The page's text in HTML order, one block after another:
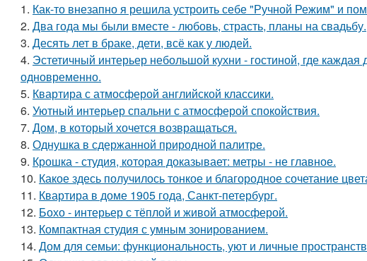
1. Как-то внезапно я решила устроить себе "Ручной Режим" и
2. Два года мы были вместе - любовь, страсть, планы на свадьбу.
3. Десять лет в браке, дети, всё как у людей.
4. Эстетичный интерьер небольшой кухни - гостиной, где
одновременно.
5. Квартира с атмосферой английской классики.
6. Уютный интерьер спальни с атмосферой спокойствия.
7. Дом, в который хочется возвращаться.
8. Однушка в сдержанной природной палитре.
9. Крошка - студия, которая доказывает: метры - не главное.
10. Какое здесь получилось тонкое и благородное сочетание
11. Квартира в доме 1905 года, Санкт-петербург.
12. Бохо - интерьер с тёплой и живой атмосферой.
13. Компактная студия с умным зонированием.
14. Дом для семьи: функциональность, уют и личные